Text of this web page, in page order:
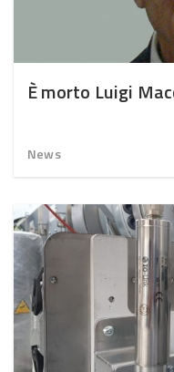
È morto Luigi
News